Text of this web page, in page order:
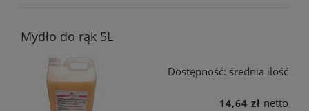
Mydło do rąk 5L
Dostępność: średnia ilość
14,64 zł netto